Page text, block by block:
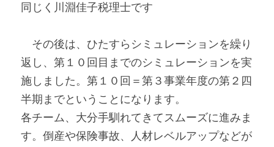
同じく川淵佳子税理士です
その後は、ひたすらシミュレーションを繰り
返し、第１０回目までのシミュレーションを実
施しました。第１０回＝第３事業年度の第２四
半期までということになります。
各チーム、大分手馴れてきてスムーズに進みま
す。倒産や保険事故、人材レベルアップなどが